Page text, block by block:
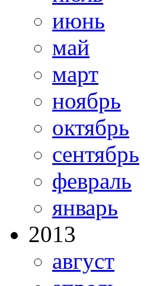
июнь
май
март
ноябрь
октябрь
сентябрь
февраль
январь
2013
август